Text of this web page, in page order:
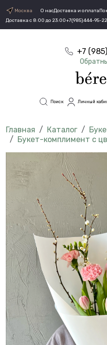
Москва О насДоставка и оплата
Доставка с 8:00 до 23:00+7(985)444-95-22
+7
Поиск Личный
Каталог
Букет-комплимент с